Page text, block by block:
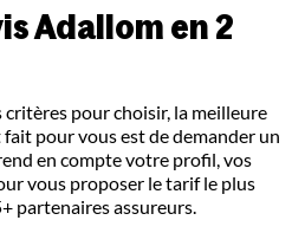
Adallom en 2
pour choisir, la meilleure
pour vous est de demander un
en compte votre profil, vos
vous proposer le tarif le plus
partenaires assureurs.